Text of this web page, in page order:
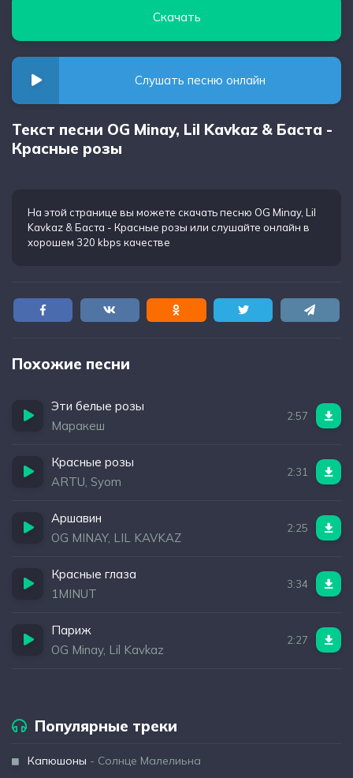
Скачать
Слушать песню онлайн
Текст песни OG Minay, Lil Kavkaz & Баста -
Красные розы
На этой странице вы можете скачать песню OG Minay, Lil
Kavkaz & Баста - Красные розы или слушайте онлайн в
хорошем 320 kbps качестве
Похожие песни
Эти белые розы
Маракеш
2:57
Красные розы
ARTU, Syom
2:31
Аршавин
OG MINAY, LIL KAVKAZ
2:25
Красные глаза
1MINUT
3:34
Париж
OG Minay, Lil Kavkaz
2:27
Популярные треки
Капюшоны - Солнце Малелиьна